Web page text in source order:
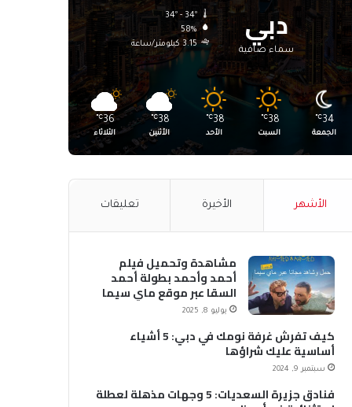
دبي
سماء صافية
34º - 34º
58%
3.15 كيلومتر/ساعة
34
℃
الجمعة
38
℃
السبت
38
℃
الأحد
38
℃
الأثنين
36
℃
الثلاثاء
الأشهر الأخيرة تعليقات
مشاهدة وتحميل فيلم
أحمد وأحمد بطولة أحمد
السقا عبر موقع ماي سيما
MyCima (وي سيما WeCima)
يوليو 8, 2025
كيف تفرش غرفة نومك في دبي: 5 أشياء
أساسية عليك شراؤها
سبتمبر 9, 2024
فنادق جزيرة السعديات: 5 وجهات مذهلة لعطلة